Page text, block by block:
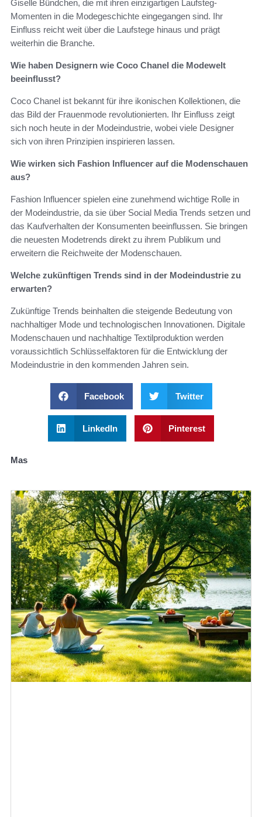
Giselle Bündchen, die mit ihren einzigartigen Laufsteg-
Momenten in die Modegeschichte eingegangen sind. Ihr
Einfluss reicht weit über die Laufstege hinaus und prägt
weiterhin die Branche.
Wie haben Designern wie Coco Chanel die Modewelt
beeinflusst?
Coco Chanel ist bekannt für ihre ikonischen Kollektionen, die
das Bild der Frauenmode revolutionierten. Ihr Einfluss zeigt
sich noch heute in der Modeindustrie, wobei viele Designer
sich von ihren Prinzipien inspirieren lassen.
Wie wirken sich Fashion Influencer auf die Modenschauen
aus?
Fashion Influencer spielen eine zunehmend wichtige Rolle in
der Modeindustrie, da sie über Social Media Trends setzen und
das Kaufverhalten der Konsumenten beeinflussen. Sie bringen
die neuesten Modetrends direkt zu ihrem Publikum und
erweitern die Reichweite der Modenschauen.
Welche zukünftigen Trends sind in der Modeindustrie zu
erwarten?
Zukünftige Trends beinhalten die steigende Bedeutung von
nachhaltiger Mode und technologischen Innovationen. Digitale
Modenschauen und nachhaltige Textilproduktion werden
voraussichtlich Schlüsselfaktoren für die Entwicklung der
Modeindustrie in den kommenden Jahren sein.
Facebook Twitter
LinkedIn Pinterest
Mas